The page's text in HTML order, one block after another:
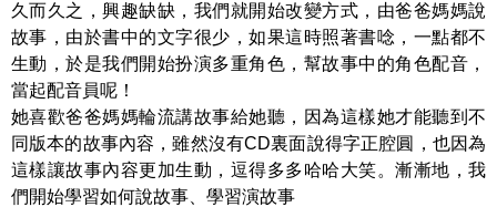
久而久之，興趣缺缺，我們就開始改變方式，由爸爸媽媽說
故事，由於書中的文字很少，如果這時照著書唸，一點都不
生動，於是我們開始扮演多重角色，幫故事中的角色配音，
當起配音員呢！
她喜歡爸爸媽媽輪流講故事給她聽，因為這樣她才能聽到不
同版本的故事內容，雖然沒有CD裏面說得字正腔圓，也因為
這樣讓故事內容更加生動，逗得多多哈哈大笑。漸漸地，我
們開始學習如何說故事、學習演故事